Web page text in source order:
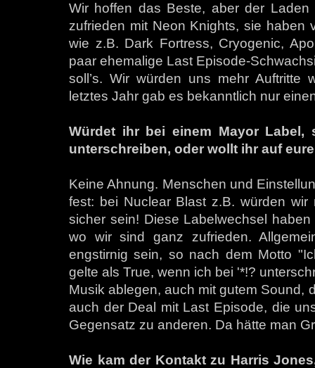
Wir hoffen das Beste, aber der
zufrieden mit Neon Knights, sie haben
wie z.B. Dark Fortress, Cryogenic,
paar ehemalige Last Episode-
soll’s. Wir würden uns mehr Auftritte
letztes Jahr gab es bekanntlich nur
Würdet ihr bei einem Mayor Label,
unterschreiben, oder wollt ihr auf
Keine Ahnung. Menschen und
fest: bei Nuclear Blast z.B. würden
sicher sein! Diese Labelwechsel
wo wir sind ganz zufrieden.
engstirnig sein, so nach dem Motto
gelte als True, wenn ich bei '*!?
Musik ablegen, auch mit gutem Sound,
auch der Deal mit Last Episode, die
Gegensatz zu anderen. Da hätte man
Wie kam der Kontakt zu Harris